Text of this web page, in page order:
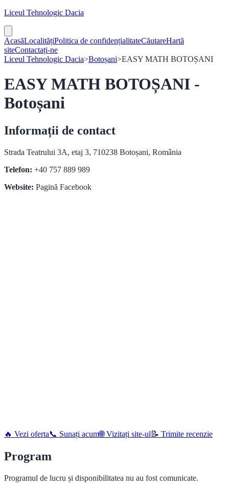
Liceul Tehnologic Dacia
AcasăLocalitățiPolitica de confidențialitateCăutareHartă
siteContactați-ne
Liceul Tehnologic Dacia>Botoșani>EASY MATH BOTOȘANI
EASY MATH BOTOȘANI -
Botoșani
Informații de contact
Strada Teatrului 3A, etaj 3, 710238 Botoșani, România
Telefon: +40 757 889 989
Website: Pagină Facebook
🔥 Vezi oferta📞 Sunați acum🌐 Vizitați site-ul 📝 Trimite recenzie
Program
Programul de lucru și disponibilitatea nu au fost comunicate.